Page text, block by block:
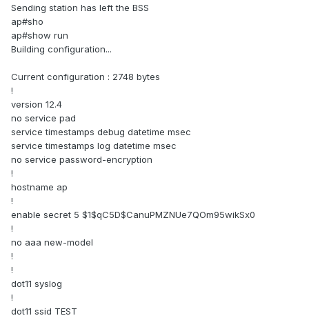
Sending station has left the BSS
ap#sho
ap#show run
Building configuration...
Current configuration : 2748 bytes
!
version 12.4
no service pad
service timestamps debug datetime msec
service timestamps log datetime msec
no service password-encryption
!
hostname ap
!
enable secret 5 $1$qC5D$CanuPMZNUe7QOm95wikSx0
!
no aaa new-model
!
!
dot11 syslog
!
dot11 ssid TEST